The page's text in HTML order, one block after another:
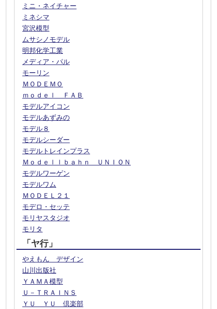
ミニ・ネイチャー
ミネシマ
宮沢模型
ムサシノモデル
明邦化学工業
メディア・パル
モーリン
ＭＯＤＥＭＯ
ｍｏｄｅｌ ＦＡＢ
モデルアイコン
モデルあずみの
モデル８
モデルシーダー
モデルトレインプラス
Ｍｏｄｅｌｌｂａｈｎ ＵＮＩＯＮ
モデルワーゲン
モデルワム
ＭＯＤＥＬ２１
モデロ・セッテ
モリヤスタジオ
モリタ
「ヤ行」
やえもん デザイン
山川出版社
ＹＡＭＡ模型
Ｕ－ＴＲＡＩＮＳ
ＹＵ ＹＵ 倶楽部